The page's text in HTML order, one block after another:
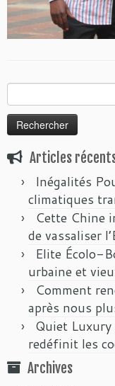
Rechercher :
Articles
Inégalités
climatiques
Cette Chine
de vassaliser
Elite Écolo-
urbaine et
Comment
après nous
Quiet Luxury
redéfinit les
Archives